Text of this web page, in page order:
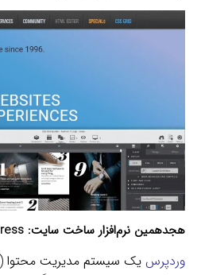
هجدهمین نرم‌افزار ساخت سایت:
وردپرس